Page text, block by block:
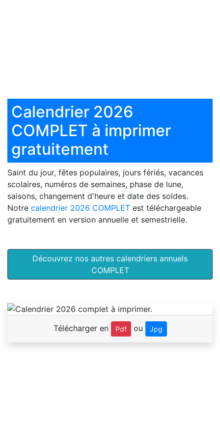
Calendrier 2026
COMPLET à imprimer
gratuitement
Saint du jour, fêtes populaires, jours fériés, vacances
scolaires, numéros de semaines, phase de lune,
saisons, changement d'heure et date des soldes.
Notre calendrier 2026 COMPLET est téléchargeable
gratuitement en version annuelle et semestrielle.
Découvrez nos autres calendriers annuels
COMPLET
Télécharger en Pdf ou Jpg